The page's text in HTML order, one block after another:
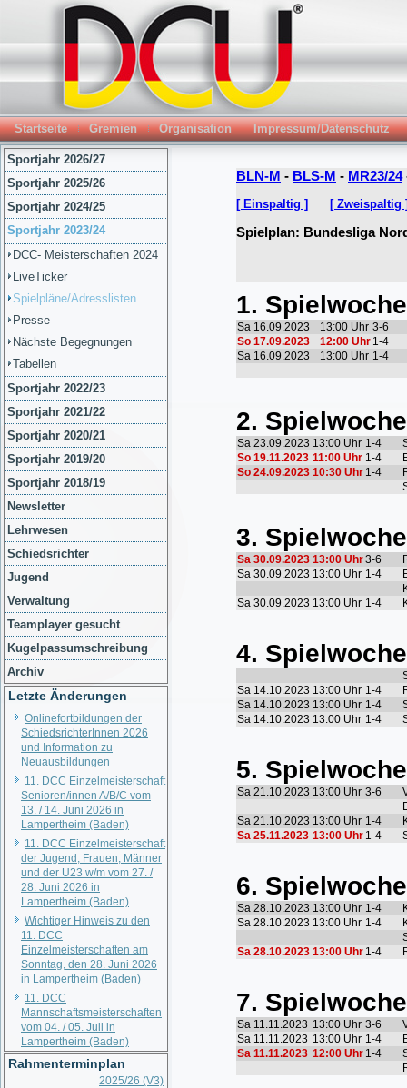
Startseite Gremien Organisation Impressum/Datenschutz
Sportjahr 2026/27
Sportjahr 2025/26
Sportjahr 2024/25
Sportjahr 2023/24
DCC- Meisterschaften 2024
LiveTicker
Spielpläne/Adresslisten
Presse
Nächste Begegnungen
Tabellen
Sportjahr 2022/23
Sportjahr 2021/22
Sportjahr 2020/21
Sportjahr 2019/20
Sportjahr 2018/19
Newsletter
Lehrwesen
Schiedsrichter
Jugend
Verwaltung
Teamplayer gesucht
Kugelpassumschreibung
Archiv
Letzte Änderungen
Onlinefortbildungen der
SchiedsrichterInnen 2026
und Information zu
Neuausbildungen
11. DCC Einzelmeisterschaft
Senioren/innen A/B/C vom
13. / 14. Juni 2026 in
Lampertheim (Baden)
11. DCC Einzelmeisterschaft
der Jugend, Frauen, Männer
und der U23 w/m vom 27. /
28. Juni 2026 in
Lampertheim (Baden)
Wichtiger Hinweis zu den
11. DCC
Einzelmeisterschaften am
Sonntag, den 28. Juni 2026
in Lampertheim (Baden)
11. DCC
Mannschaftsmeisterschaften
vom 04. / 05. Juli in
Lampertheim (Baden)
Rahmenterminplan
2025/26 (V3)